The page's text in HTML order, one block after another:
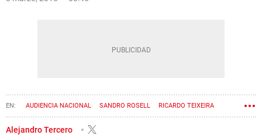
AUDIENCIA NACIONAL SANDRO ROSELL RICARDO TEIXEIRA
CARMEN LAMELA
Alejandro Tercero